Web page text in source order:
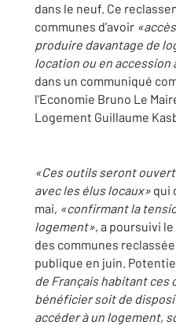
dans le neuf. Ce
communes d'avoir
produire davantage de
location ou en accession
dans un communiqué
l'Economie Bruno Le
Logement Guillaume
«Ces outils seront
avec les élus locaux» qui
mai, «confirmant la
logement», a poursuivi
des communes
publique en juin.
de Français habitant ces
bénéficier soit de
accéder à un logement,